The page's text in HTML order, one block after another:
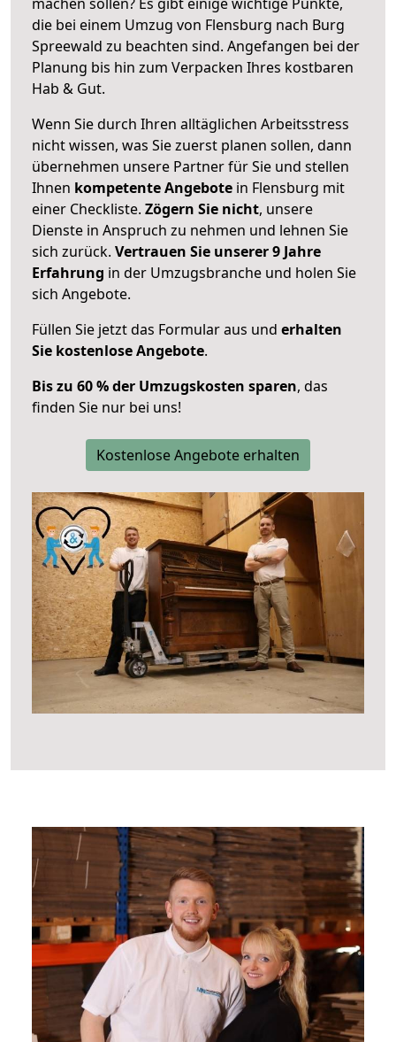
die bei einem Umzug von Flensburg nach Burg
Spreewald zu beachten sind. Angefangen bei der
Planung bis hin zum Verpacken Ihres kostbaren
Hab & Gut.
Wenn Sie durch Ihren alltäglichen Arbeitsstress
nicht wissen, was Sie zuerst planen sollen, dann
übernehmen unsere Partner für Sie und stellen
Ihnen kompetente Angebote in Flensburg mit
einer Checkliste. Zögern Sie nicht, unsere
Dienste in Anspruch zu nehmen und lehnen Sie
sich zurück. Vertrauen Sie unserer 9 Jahre
Erfahrung in der Umzugsbranche und holen Sie
sich Angebote.
Füllen Sie jetzt das Formular aus und erhalten
Sie kostenlose Angebote.
Bis zu 60 % der Umzugskosten sparen, das
finden Sie nur bei uns!
Kostenlose Angebote erhalten